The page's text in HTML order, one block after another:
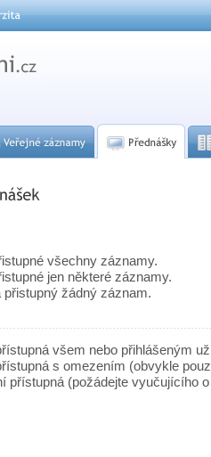
všechny záznamy.
jen některé záznamy.
přistupný žádný záznam.
všem nebo přihlášeným
s omezením (obvykle
přístupná (požádejte vyučujícího